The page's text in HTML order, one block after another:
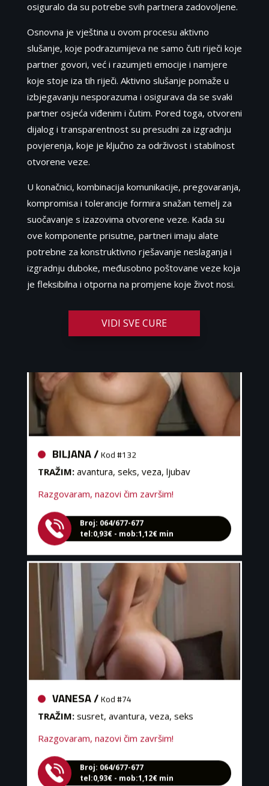
osiguralo da su potrebe svih partnera zadovoljene.
Osnovna je vještina u ovom procesu aktivno
slušanje, koje podrazumijeva ne samo čuti riječi koje
partner govori, već i razumjeti emocije i namjere
koje stoje iza tih riječi. Aktivno slušanje pomaže u
izbjegavanju nesporazuma i osigurava da se svaki
partner osjeća viđenim i čutim. Pored toga, otvoreni
dijalog i transparentnost su presudni za izgradnju
povjerenja, koje je ključno za održivost i stabilnost
otvorene veze.
U konačnici, kombinacija komunikacije, pregovaranja,
kompromisa i tolerancije formira snažan temelj za
suočavanje s izazovima otvorene veze. Kada su
ove komponente prisutne, partneri imaju alate
potrebne za konstruktivno rješavanje neslaganja i
izgradnju duboke, međusobno poštovane veze koja
je fleksibilna i otporna na promjene koje život nosi.
VIDI SVE CURE
BILJANA /
TRAŽIM:
Broj: 064/677-677
tel:0,93€ - mob:1,12€ min
VANESA /
Broj: 064/677-677
tel:0,93€ - mob:1,12€ min